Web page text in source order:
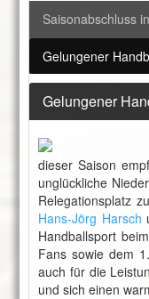
Saisonabschluss
Gelungener
Gelungener
dieser Saison
unglückliche
Relegationsplatz
Hans-Jörg Harsch
Handballsport
Fans sowie dem
auch für die
und sich einen